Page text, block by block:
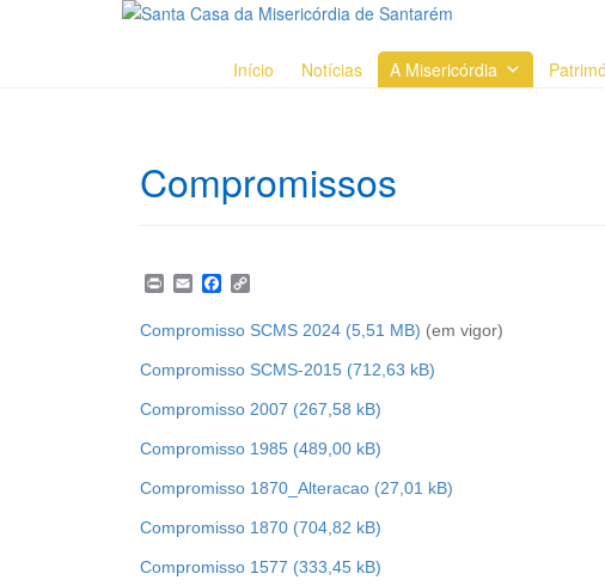
Início Notícias A Misericórdia
Compromissos
P
n
E
i
e
o
k
p
y
L
i
k
Compromisso SCMS 2024 (em vigor)
Compromisso SCMS-2015
Compromisso 2007
Compromisso 1985
Compromisso 1870_Alteracao
Compromisso 1870
Compromisso 1577